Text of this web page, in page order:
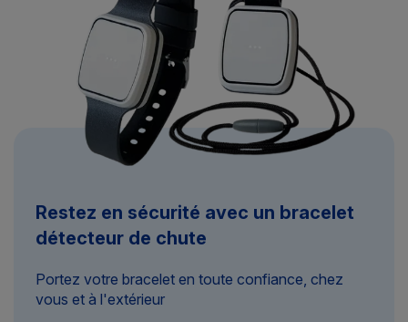
Restez en sécurité avec un bracelet
détecteur de chute
Portez votre bracelet en toute confiance, chez
vous et à l'extérieur